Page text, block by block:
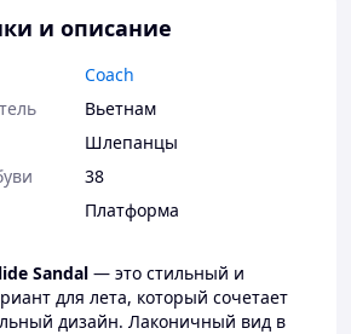
и описание
Coach
Вьетнам
Шлепанцы
38
Платформа
Sandal — это стильный и
для лета, который сочетает
дизайн. Лаконичный вид в